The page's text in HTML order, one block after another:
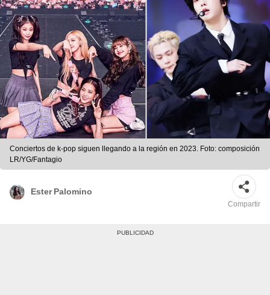
Conciertos de k-pop siguen llegando a la región en 2023. Foto: composición
LR/YG/Fantagio
Ester Palomino
Compartir